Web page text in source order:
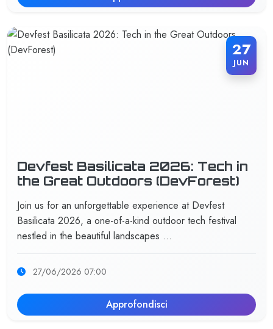
27
JUN
Devfest Basilicata 2026: Tech in
the Great Outdoors (DevForest)
Join us for an unforgettable experience at Devfest
Basilicata 2026, a one-of-a-kind outdoor tech festival
nestled in the beautiful landscapes …
27/06/2026 07:00
Approfondisci